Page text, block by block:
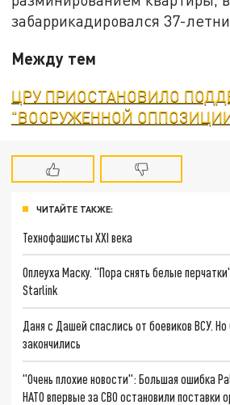
забаррикадировался 37-
Между тем
ЦРУ ПРИОСТАНОВИЛО
"ВООРУЖЕННОЙ
ЧИТАЙТЕ ТАКЖЕ:
Технофашисты XXI века
Оплеуха Маску. "Пора снять белые
Starlink
Даня с Дашей спаслись от боевиков ВСУ.
закончились
"Очень плохие новости": Большая ошибка
НАТО впервые за СВО остановили поставки